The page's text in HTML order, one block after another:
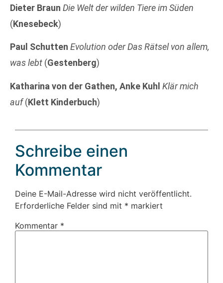
Dieter Braun Die Welt der wilden Tiere im Süden
(Knesebeck)
Paul Schutten Evolution oder Das Rätsel von allem,
was lebt (Gestenberg)
Katharina von der Gathen, Anke Kuhl Klär mich
auf(Klett Kinderbuch)
Schreibe einen
Kommentar
Deine E-Mail-Adresse wird nicht veröffentlicht.
Erforderliche Felder sind mit * markiert
Kommentar *